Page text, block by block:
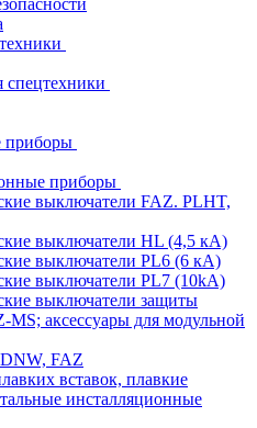
спецтехники
приборы
приборы
выключатели FAZ. PLHT,
выключатели HL (4,5 кА)
выключатели PL6 (6 кА)
выключатели PL7 (10kA)
выключатели защиты
MS; аксессуары для модульной
FAZ
вставок, плавкие
инсталляционные